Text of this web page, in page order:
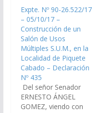
Expte. Nº 90-26.522/17
– 05/10/17 –
Construcción de un
Salón de Usos
Múltiples S.U.M., en la
Localidad de Piquete
Cabado – Declaración
Nº 435
Del señor Senador
ERNESTO ÁNGEL
GOMEZ, viendo con